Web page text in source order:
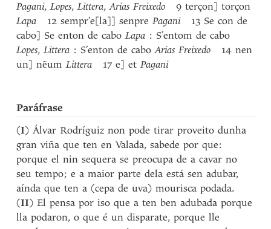
Pagani,Lopes,Littera,Arias Freixedo 9 terçon] torçon
Lapa 12 sempr’e[la]] senprePagani13 Se con de
cabo] Se enton de caboLapa : S’entom de cabo
Lopes,Littera : S’enton de caboArias Freixedo 14 nen
un] nẽumLittera 17 e] etPagani
Paráfrase
(I) Álvar Rodríguiz non pode tirar proveito dunha
gran viña que ten en Valada, sabede por que:
porque el nin sequera se preocupa de a cavar no
seu tempo; e a maior parte dela está sen adubar,
aínda que ten a (cepa de uva) mourisca podada.
(II) El pensa por iso que a ten ben adubada porque
lla podaron, o que é un disparate, porque lle